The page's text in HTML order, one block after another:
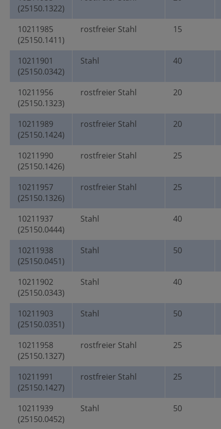
(25150.1322)
10211985
(25150.1411)
rostfreier Stahl 15
10211901
(25150.0342)
Stahl 40
10211956
(25150.1323)
rostfreier Stahl 20
10211989
(25150.1424)
rostfreier Stahl 20
10211990
(25150.1426)
rostfreier Stahl 25
10211957
(25150.1326)
rostfreier Stahl 25
10211937
(25150.0444)
Stahl 40
10211938
(25150.0451)
Stahl 50
10211902
(25150.0343)
Stahl 40
10211903
(25150.0351)
Stahl 50
10211958
(25150.1327)
rostfreier Stahl 25
10211991
(25150.1427)
rostfreier Stahl 25
10211939
(25150.0452)
Stahl 50